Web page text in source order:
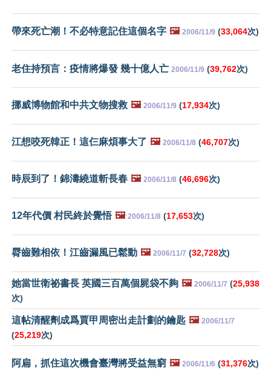
帶來死亡潮！不必特意記住這個名字 🖼️ 2006/11/9 (33,064次)
老住持預言：疫情將爆發 幾十億人亡 2006/11/9 (39,762次)
挪威博物館和中共文物搜救 🖼️ 2006/11/9 (17,934次)
江想咬死韓正！這仨麻煩事大了 🖼️ 2006/11/8 (46,707次)
時辰到了！錦濤繞道斬長春 🖼️ 2006/11/8 (46,696次)
12年代價 村民終於覺悟 🖼️ 2006/11/8 (17,653次)
脣齒難相依！江齒漏風已鬆動 🖼️ 2006/11/7 (32,728次)
她當世衛祕書長 英國三百萬個屍袋不夠 🖼️ 2006/11/7 (25,938
次)
這帖清醒劑成爲賈甲周密出走計劃的鑰匙 🖼️ 2006/11/7
(25,219次)
阿扁，抓住這次機會臺灣將受益無窮 🖼️ 2006/11/6 (31,376次)